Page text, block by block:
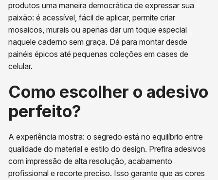
produtos uma maneira democrática de expressar sua
paixão: é acessível, fácil de aplicar, permite criar
mosaicos, murais ou apenas dar um toque especial
naquele caderno sem graça. Dá para montar desde
painéis épicos até pequenas coleções em cases de
celular.
Como escolher o adesivo
perfeito?
A experiência mostra: o segredo está no equilíbrio entre
qualidade do material e estilo do design. Prefira adesivos
com impressão de alta resolução, acabamento
profissional e recorte preciso. Isso garante que as cores